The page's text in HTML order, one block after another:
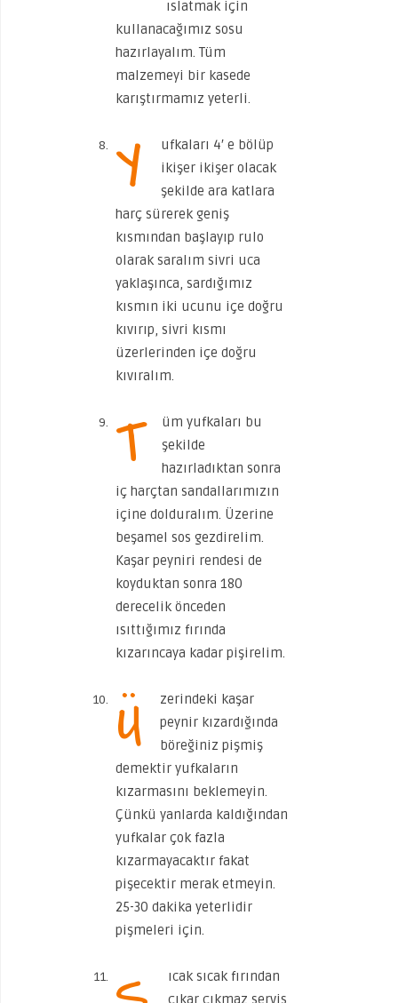
ıslatmak için
kullanacağımız sosu
hazırlayalım. Tüm
malzemeyi bir kasede
karıştırmamız yeterli.
Y
ufkaları 4′ e bölüp
ikişer ikişer olacak
şekilde ara katlara
harç sürerek geniş
kısmından başlayıp rulo
olarak saralım sivri uca
yaklaşınca, sardığımız
kısmın iki ucunu içe doğru
kıvırıp, sivri kısmı
üzerlerinden içe doğru
kıvıralım.
T
üm yufkaları bu
şekilde
hazırladıktan sonra
iç harçtan sandallarımızın
içine dolduralım. Üzerine
beşamel sos gezdirelim.
Kaşar peyniri rendesi de
koyduktan sonra 180
derecelik önceden
ısıttığımız fırında
kızarıncaya kadar pişirelim.
Ü
zerindeki kaşar
peynir kızardığında
böreğiniz pişmiş
demektir yufkaların
kızarmasını beklemeyin.
Çünkü yanlarda kaldığından
yufkalar çok fazla
kızarmayacaktır fakat
pişecektir merak etmeyin.
25-30 dakika yeterlidir
pişmeleri için.
ıcak sıcak fırından
çıkar çıkmaz servis